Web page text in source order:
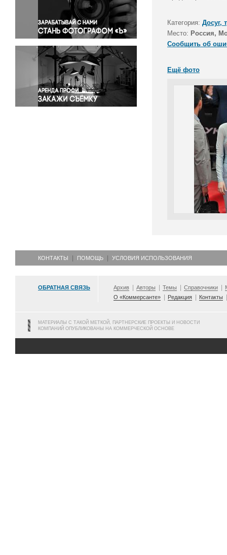
Правосудие
Происшествия и конфликты
Религия
Светская жизнь
Спорт
Экология
Экономика и бизнес
Категория: Досуг,
Место: Россия,
Сообщить об
Ещё фото
КОНТАКТЫ ПОМОЩЬ УСЛОВИЯ ИСПОЛЬЗОВАНИЯ
ОБРАТНАЯ СВЯЗЬ Архив Авторы Темы Справочники
О «Коммерсанте»
Редакция Контакты
МАТЕРИАЛЫ С ТАКОЙ МЕТКОЙ, ПАРТНЕРСКИЕ ПРОЕКТЫ И НОВОСТИ
КОМПАНИЙ ОПУБЛИКОВАНЫ НА КОММЕРЧЕСКОЙ ОСНОВЕ